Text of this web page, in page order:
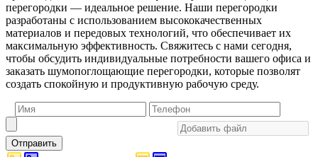
перегородки — идеальное решение. Наши перегородки
разработаны с использованием высококачественных
материалов и передовых технологий, что обеспечивает их
максимальную эффективность. Свяжитесь с нами сегодня,
чтобы обсудить индивидуальные потребности вашего офиса и
заказать шумопоглощающие перегородки, которые позволят
создать спокойную и продуктивную рабочую среду.
Отправить